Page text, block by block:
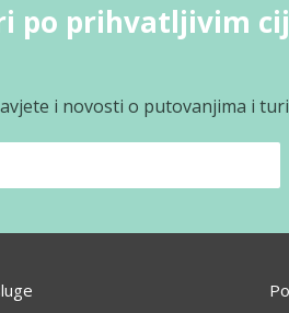
po prihvatljivim
i novosti o putovanjima i